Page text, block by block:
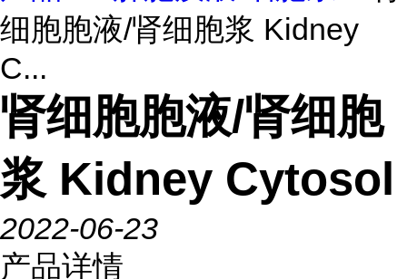
细胞胞液/肾细胞浆 Kidney
C...
肾细胞胞液/肾细胞
浆 Kidney Cytosol
2022-06-23
产品详情